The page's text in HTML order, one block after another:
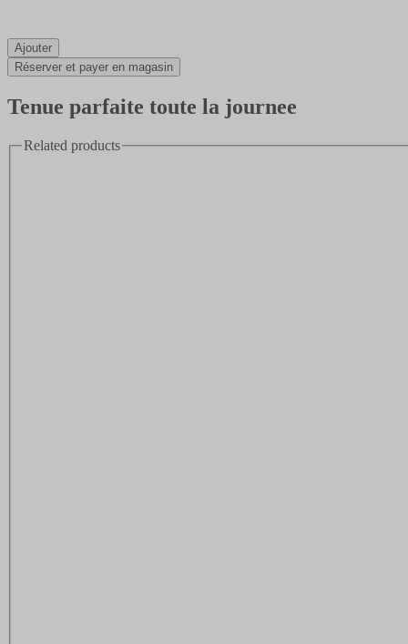
Ajouter
Réserver et payer en magasin
Tenue parfaite toute la journee
Related products